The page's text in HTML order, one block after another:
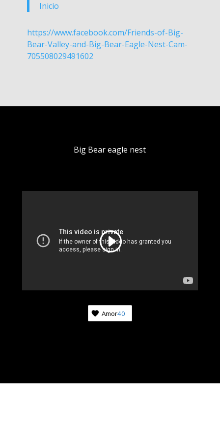
Inicio
https://www.facebook.com/Friends-of-Big-
Bear-Valley-and-Big-Bear-Eagle-Nest-Cam-
705508029491602
Big Bear eagle nest
Amor40